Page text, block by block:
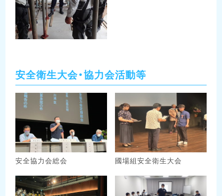
安全衛生大会・協力会活動等
安全協力会総会 國場組安全衛生大会